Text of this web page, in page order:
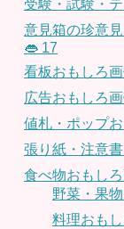
受験・試験・
意見箱の珍意
👄 17
看板おもしろ
広告おもしろ
値札・ポップ
張り紙・注意
食べ物おもし
野菜・果
料理おも